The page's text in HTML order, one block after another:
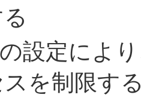
設定によ
を制限す